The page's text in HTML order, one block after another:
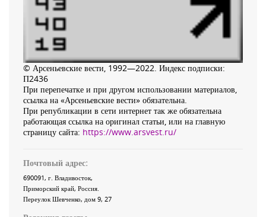
© Арсеньевские вести, 1992—2022. Индекс подписки:
П2436
При перепечатке и при другом использовании материалов,
ссылка на «Арсеньевские вести» обязательна.
При републикации в сети интернет так же обязательна
работающая ссылка на оригинал статьи, или на главную
страницу сайта: https://www.arsvest.ru/
Почтовый адрес:
690091, г. Владивосток,
Приморский край, Россия
Переулок Шевченко, дом 9, 27